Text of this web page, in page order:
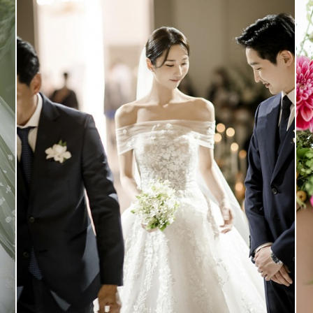
리버사이드